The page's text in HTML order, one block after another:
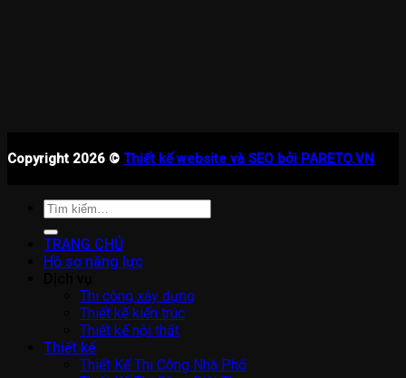
Copyright 2026 © Thiết kế website và SEO bởi PARETO.VN
Tìm
kiếm:
TRANG CHỦ
Hồ sơ năng lực
Thi công xây dựng
Thiết kế kiến trúc
Thiết kế nội thất
Thiết kế
Thiết Kế Thi Công Nhà Phố